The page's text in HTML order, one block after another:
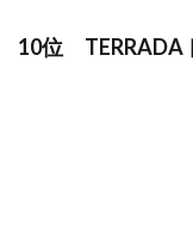
10位 TERRADA